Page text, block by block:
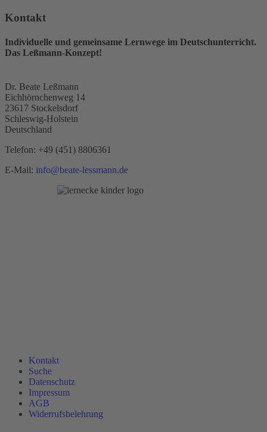
Kontakt
Individuelle und gemeinsame Lernwege im Deutschunterricht.
Das Leßmann-Konzept!
Dr. Beate Leßmann
Eichhörnchenweg 14
23617 Stockelsdorf
Schleswig-Holstein
Deutschland
Telefon: +49 (451) 8806361
E-Mail: info@beate-lessmann.de
Kontakt
Suche
Datenschutz
Impressum
AGB
Widerrufsbelehrung